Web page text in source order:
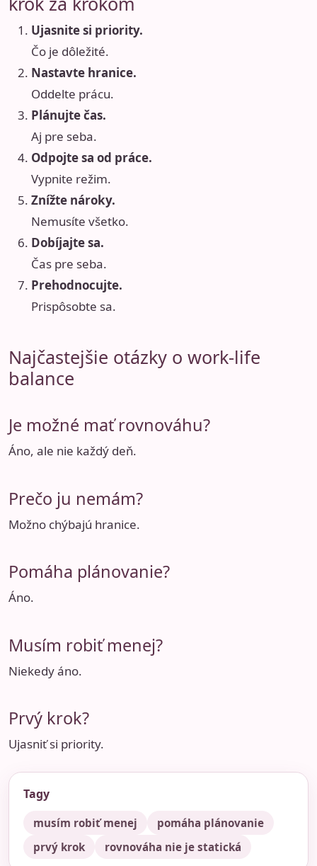
Ujasnite si priority.
Čo je dôležité.
Nastavte hranice.
Oddelte prácu.
Plánujte čas.
Aj pre seba.
Odpojte sa od práce.
Vypnite režim.
Znížte nároky.
Nemusíte všetko.
Dobíjajte sa.
Čas pre seba.
Prehodnocujte.
Prispôsobte sa.
Najčastejšie otázky o work-life
balance
Je možné mať rovnováhu?
Áno, ale nie každý deň.
Prečo ju nemám?
Možno chýbajú hranice.
Pomáha plánovanie?
Áno.
Musím robiť menej?
Niekedy áno.
Prvý krok?
Ujasniť si priority.
Tagy
musím robiť menej
pomáha plánovanie
prvý krok
rovnováha nie je statická